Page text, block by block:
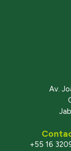
Av.
+55 16